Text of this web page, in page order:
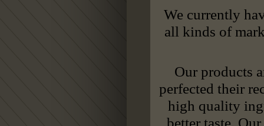
We currently
all kinds of
Our products
perfected their
high quality
better taste.